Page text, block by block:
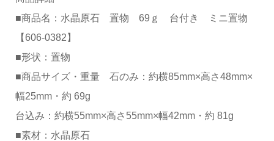
■商品名：水晶原石 置物 69ｇ 台付き ミニ置物
【606-0382】
■形状：置物
■商品サイズ・重量 石のみ：約横85mm×高さ48mm×
幅25mm・約 69g
台込み：約横55mm×高さ55mm×幅42mm・約 81g
■素材：水晶原石